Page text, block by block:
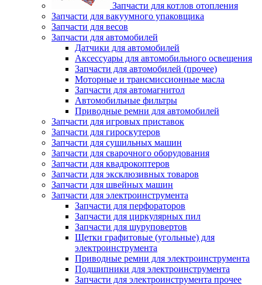
Запчасти для котлов отопления
Запчасти для вакуумного упаковщика
Запчасти для весов
Запчасти для автомобилей
Датчики для автомобилей
Аксессуары для автомобильного освещения
Запчасти для автомобилей (прочее)
Моторные и трансмиссионные масла
Запчасти для автомагнитол
Автомобильные фильтры
Приводные ремни для автомобилей
Запчасти для игровых приставок
Запчасти для гироскутеров
Запчасти для сушильных машин
Запчасти для сварочного оборудования
Запчасти для квадрокоптеров
Запчасти для эксклюзивных товаров
Запчасти для швейных машин
Запчасти для электроинструмента
Запчасти для перфораторов
Запчасти для циркулярных пил
Запчасти для шуруповертов
Щетки графитовые (угольные) для
электроинструмента
Приводные ремни для электроинструмента
Подшипники для электроинструмента
Запчасти для электроинструмента прочее